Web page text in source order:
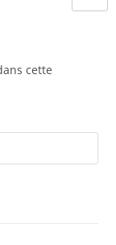
cette